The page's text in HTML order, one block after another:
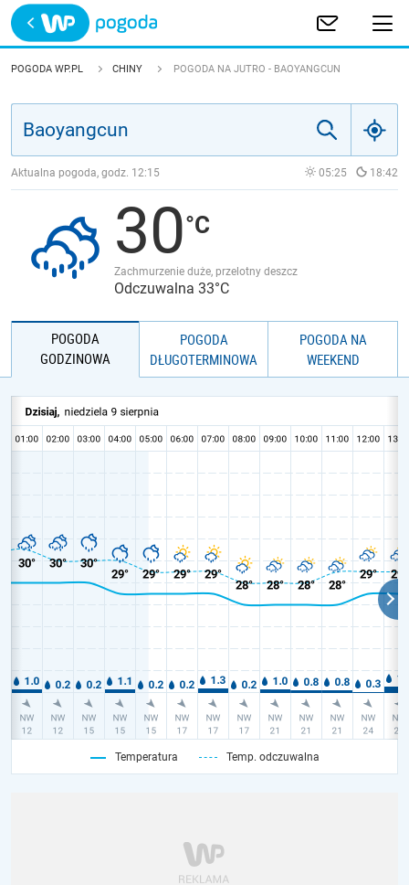
Trwa ładowanie
POLSKA
JAKOŚĆ POWIETRZA
POGODA WP.PL CHINY POGODA NA JUTRO - BAOYANGCUN
Aktualna pogoda, godz. 12:15 05:25 18:42
30
Zachmurzenie duże, przelotny deszcz
Odczuwalna 33°C
POGODA
GODZINOWA
POGODA
DŁUGOTERMINOWA
POGODA NA
WEEKEND
Temperatura Temp. odczuwalna